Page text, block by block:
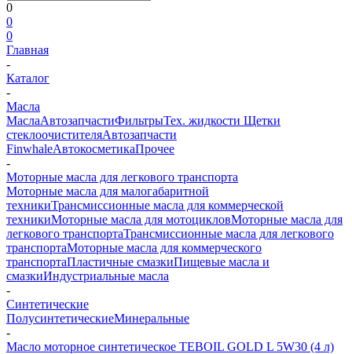
0
0
0
Главная
-
Каталог
-
Масла
МаслаАвтозапчастиФильтрыТех. жидкости Щетки
стеклоочистителяАвтозапчасти
FinwhaleАвтокосметикаПрочее
-
Моторные масла для легкового транспорта
Моторные масла для малогабаритной
техникиТрансмиссионные масла для коммерческой
техникиМоторные масла для мотоцикловМоторные масла для
легкового транспортаТрансмиссионные масла для легкового
транспортаМоторные масла для коммерческого
транспортаПластичные смазкиПищевые масла и
смазкиИндустриальные масла
-
Синтетические
ПолусинтетическиеМинеральные
-
Масло моторное синтетическое TEBOIL GOLD L 5W30 (4 л)